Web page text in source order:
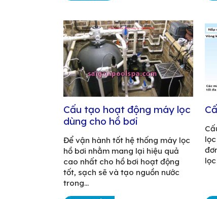
Cấu tạo hoạt động máy lọc
dùng cho hồ bơi
Để vận hành tốt hệ thống máy lọc
hồ bơi nhằm mang lại hiệu quả
cao nhất cho hồ bơi hoạt động
tốt, sạch sẽ và tạo nguồn nước
trong...